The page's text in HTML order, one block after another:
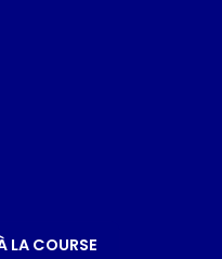
LA COURSE